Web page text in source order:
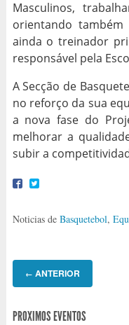
Masculinos,
orientando também
ainda o treinador
responsável pela
A Secção de
no reforço da sua
a nova fase do
melhorar a
subir a
Noticias de Basquetebol,
← ANTERIOR
PROXIMOS EVENTOS